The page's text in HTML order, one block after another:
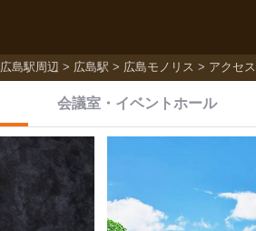
広島駅周辺 広島駅 広島モノリス アクセス
会議室・ イベントホール